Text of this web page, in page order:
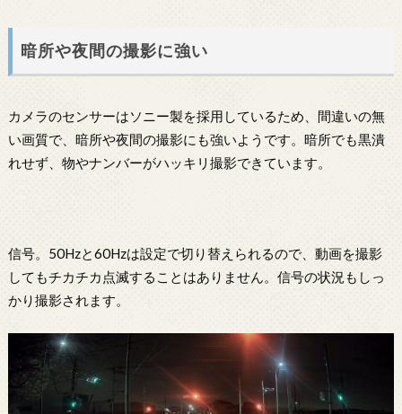
暗所や夜間の撮影に強い
カメラのセンサーはソニー製を採用しているため、間違いの無
い画質で、暗所や夜間の撮影にも強いようです。暗所でも黒潰
れせず、物やナンバーがハッキリ撮影できています。
信号。50Hzと60Hzは設定で切り替えられるので、動画を撮影
してもチカチカ点滅することはありません。信号の状況もしっ
かり撮影されます。